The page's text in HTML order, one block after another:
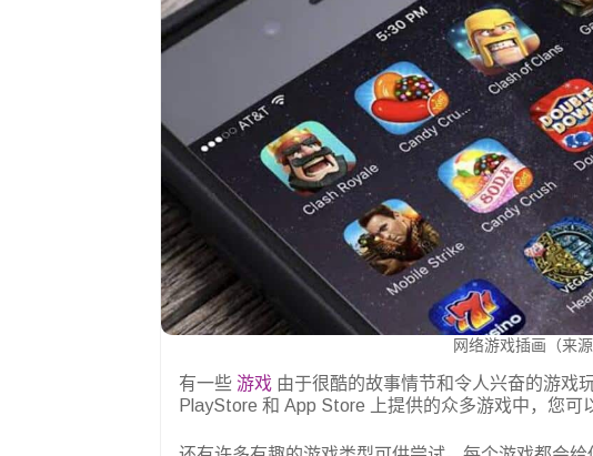
网络游戏插画（来源
有一些 游戏 由于很酷的故事情节和令人兴奋的游戏
PlayStore 和 App Store 上提供的众多游戏中，您可